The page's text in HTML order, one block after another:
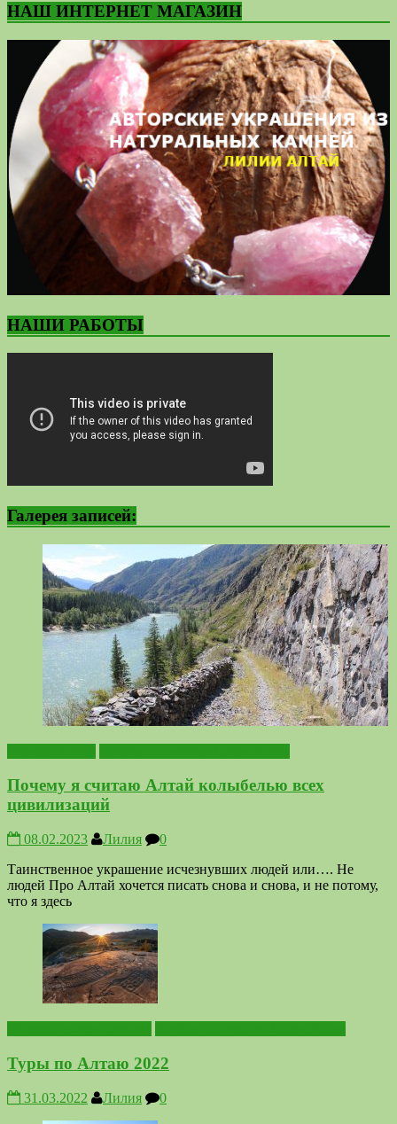
НАШ ИНТЕРНЕТ МАГАЗИН
НАШИ РАБОТЫ
Галерея записей:
Почему я считаю Алтай колыбелью всех
цивилизаций
08.02.2023 Лилия
0
Таинственное украшение исчезнувших людей или…. Не
людей Про Алтай хочется писать снова и снова, и не потому,
что я здесь
Туры по Алтаю 2022
31.03.2022 Лилия 0